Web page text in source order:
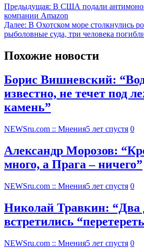
Предыдущая: В США подали
компании Amazon
Далее: В Охотском море столкнулись
рыболовные суда, три человека
Похожие новости
Борис Вишневский:
известно, не течет под
камень”
NEWSru.com :: Мнения5 лет спустя 0
Александр Морозов:
много, а Прага – ничего”
NEWSru.com :: Мнения5 лет спустя 0
Николай Травкин: “Два
встретились
NEWSru.com :: Мнения5 лет спустя 0